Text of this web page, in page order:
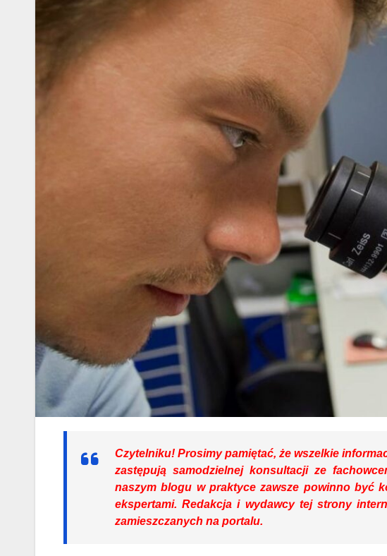
Czytelniku! Prosimy pamiętać, że wszelkie
zastępują samodzielnej konsultacji ze
naszym blogu w praktyce zawsze powinno być
ekspertami. Redakcja i wydawcy tej strony
zamieszczanych na portalu.